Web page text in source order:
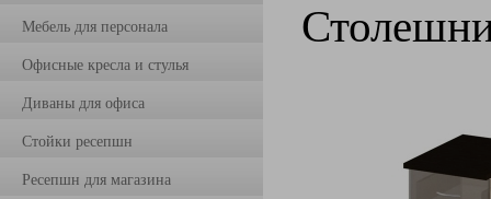
Мебель для персонала
Офисные кресла и стулья
Диваны для офиса
Стойки ресепшн
Ресепшн для магазина